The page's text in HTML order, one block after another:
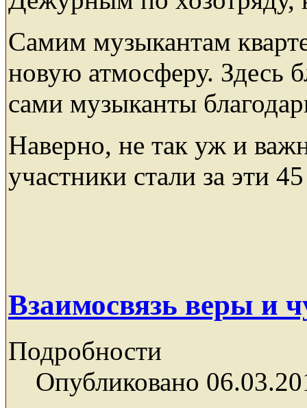
Самим музыкантам
новую атмосферу. Здесь
сами музыканты
Наверно, не так уж и
участники стали за эти
Взаимосвязь веры и
Подробности
Опубликовано